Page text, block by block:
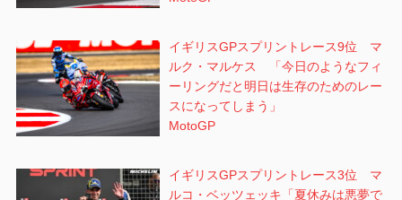
イギリスGPスプリントレース9位 マ
ルク・マルケス 「今日のようなフィ
ーリングだと明日は生存のためのレー
スになってしまう」
MotoGP
イギリスGPスプリントレース3位 マ
ルコ・ベッツェッキ「夏休みは悪夢で